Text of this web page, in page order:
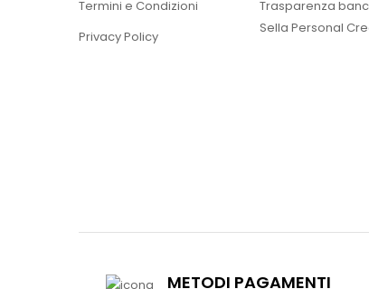
Termini e Condizioni
Privacy Policy
Trasparenza
Sella Personal
METODI PAGAMENTI